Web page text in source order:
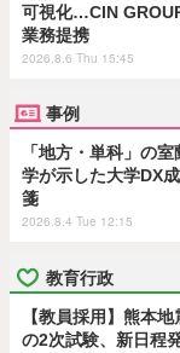
可視化…CIN
業務提携
2026.8.6 Thu 15:45
事例
「地方・単科」の
学が示した大学DX
箋
2026.8.4 Tue 12:15
教育行政
【教員採用】熊本地
の2次試験、新日程